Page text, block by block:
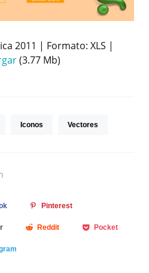
2011 | Formato: XLS |
(3.77 Mb)
Iconos Vectores
Pinterest
Reddit Pocket